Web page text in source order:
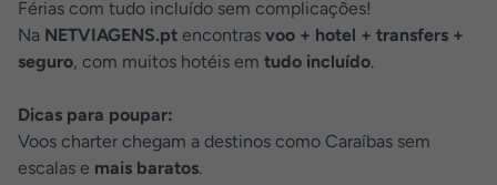
Férias com tudo incluído sem complicações!
Na NETVIAGENS.pt encontras voo + hotel + transfers +
seguro, com muitos hotéis em tudo incluído.
Dicas para poupar:
Voos charter chegam a destinos como Caraíbas sem
escalas e mais baratos.